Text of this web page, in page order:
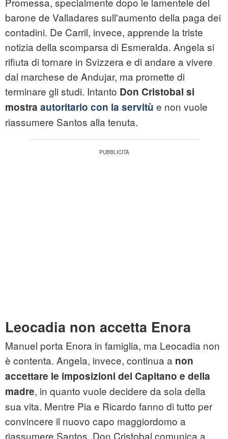
barone de Valladares sull'aumento della paga dei
contadini. De Carril, invece, apprende la triste
notizia della scomparsa di Esmeralda. Angela si
rifiuta di tornare in Svizzera e di andare a vivere
dal marchese de Andujar, ma promette di
terminare gli studi. Intanto Don Cristobal si
mostra autoritario con la servitù e non vuole
riassumere Santos alla tenuta.
Leocadia non accetta Enora
Manuel porta Enora in famiglia, ma Leocadia non
è contenta. Angela, invece, continua a non
accettare le imposizioni del Capitano e della
madre, in quanto vuole decidere da sola della
sua vita. Mentre Pia e Ricardo fanno di tutto per
convincere il nuovo capo maggiordomo a
riassumere Santos, Don Cristobal comunica a